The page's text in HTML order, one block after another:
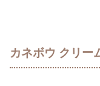
カネボウ クリー